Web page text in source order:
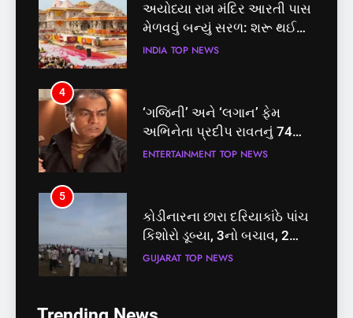
અયોધ્યા રામ મંદિર આરતી પાસ
મેળવવું બન્યું સરળ: શરૂ થઈ
તત્કાલ સુવિધા, જાણો સંપૂર્ણ
INDIA TOP NEWS
4
‘ગજિની’ અને ‘લગાન’ ફેમ
અભિનેતા પ્રદીપ રાવતનું 74
વર્ષની વયે નિધન, બ્લડ કેન્સર
ENTERTAINMENT TOP NEWS
5
કોડીનારના છારા દરિયાકાંઠે પાંચ
કિશોરો ડૂબ્યા, 3નો બચાવ, 2
લાપતા
GUJARAT TOP NEWS